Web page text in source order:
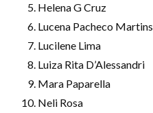
Helena G Cruz
Lucena Pacheco Martins
Lucilene Lima
Luiza Rita D’Alessandri
Mara Paparella
Neli Rosa